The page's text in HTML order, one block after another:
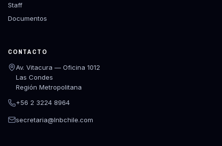
Staff
Documentos
CONTACTO
Av. Vitacura — Oficina 1012
Las Condes
Región Metropolitana
+56 2 3224 8964
secretaria@lnbchile.com